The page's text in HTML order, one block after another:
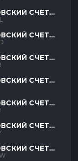
СЧЕТ
СЧЕТ
СЧЕТ
СЧЕТ
СЧЕТ
СЧЕТ
СЧЕТ